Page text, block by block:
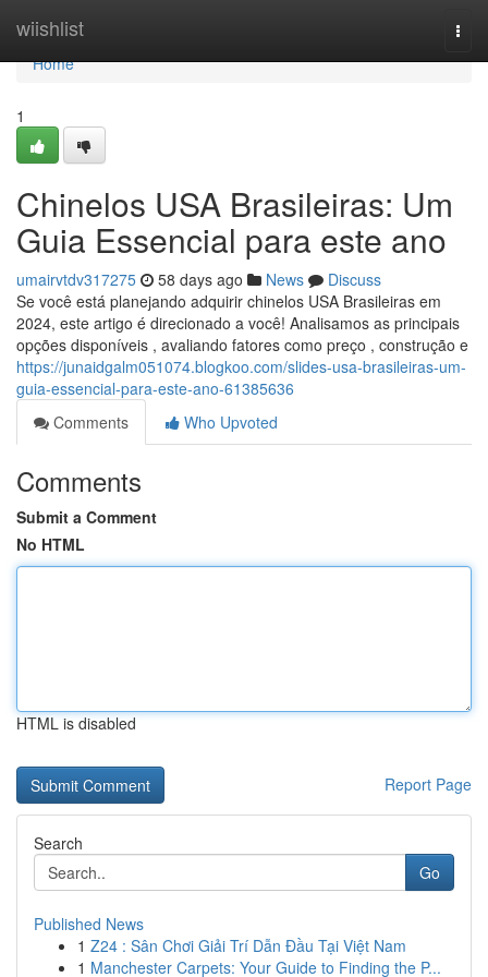
wiishlist
Home
Home
1
Chinelos USA Brasileiras: Um
Guia Essencial para este ano
umairvtdv317275 58 days ago News
Discuss
Se você está planejando adquirir chinelos USA Brasileiras em
2024, este artigo é direcionado a você! Analisamos as principais
opções disponíveis , avaliando fatores como preço , construção e
https://junaidgalm051074.blogkoo.com/slides-usa-brasileiras-um-
guia-essencial-para-este-ano-61385636
Comments
Who Upvoted
Comments
Submit a Comment
No HTML
HTML is disabled
Report Page
Search
Go
Published News
1 Z24 : Sân Chơi Giải Trí Dẫn Đầu Tại Việt Nam
1 Manchester Carpets: Your Guide to Finding the P...